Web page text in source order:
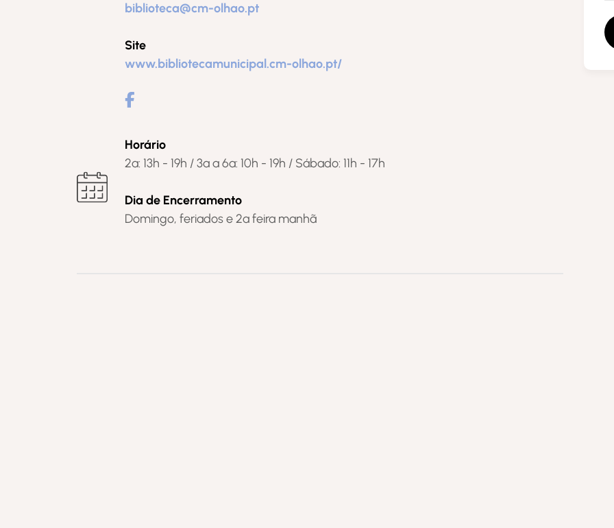
biblioteca@cm-olhao.pt
Site
www.bibliotecamunicipal.cm-olhao.pt/
Horário
2ª: 13h - 19h / 3ª a 6ª: 10h - 19h / Sábado: 11h - 17h
Dia de Encerramento
Domingo, feriados e 2ª feira manhã